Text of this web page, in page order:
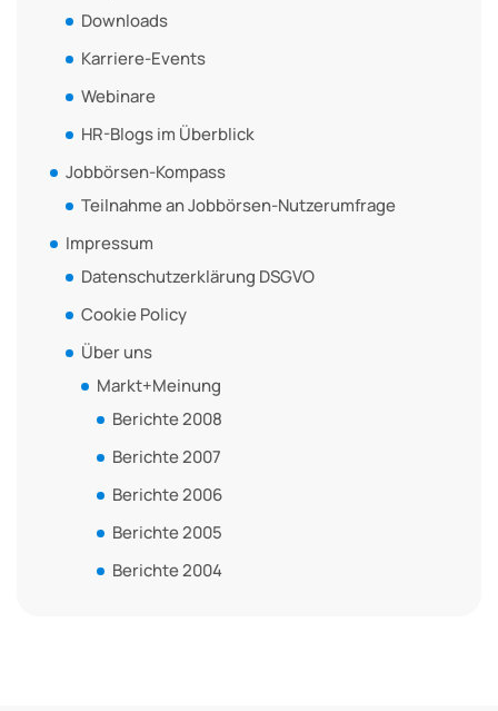
Downloads
Karriere-Events
Webinare
HR-Blogs im Überblick
Jobbörsen-Kompass
Teilnahme an Jobbörsen-Nutzerumfrage
Impressum
Datenschutzerklärung DSGVO
Cookie Policy
Über uns
Markt+Meinung
Berichte 2008
Berichte 2007
Berichte 2006
Berichte 2005
Berichte 2004